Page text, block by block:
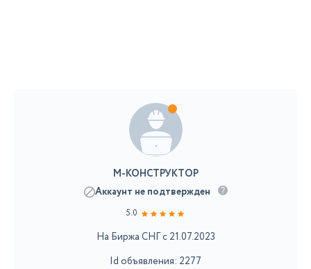
М-КОНСТРУКТОР
Аккаунт не подтвержден
5.0
На Биржа СНГ с 21.07.2023
Id объявления: 2277